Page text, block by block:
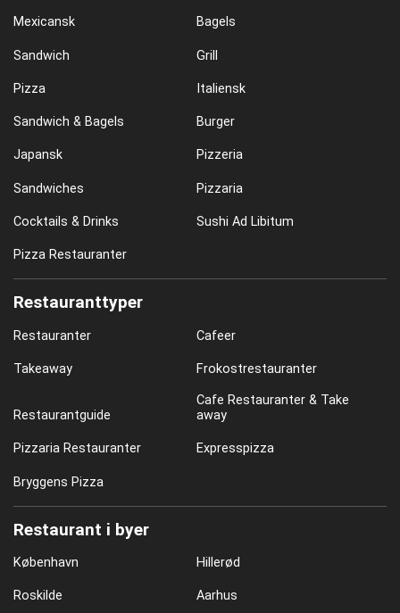
Mexicansk Bagels
Sandwich Grill
Pizza Italiensk
Sandwich & Bagels Burger
Japansk Pizzeria
Sandwiches Pizzaria
Cocktails & Drinks Sushi Ad Libitum
Pizza Restauranter
Restauranttyper
Restauranter Cafeer
Takeaway Frokostrestauranter
Restaurantguide
Cafe Restauranter & Take
away
Pizzaria Restauranter Expresspizza
Bryggens Pizza
Restaurant i byer
København Hillerød
Roskilde Aarhus